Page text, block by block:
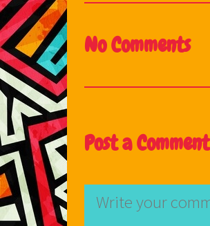
No Comments
Post a Comment